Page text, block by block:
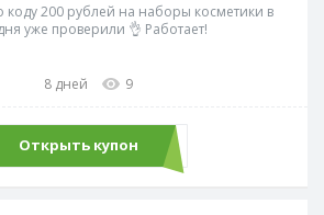
коду 200 рублей на наборы косметики в
уже проверили 👌 Работает!
8 дней 9
Открыть купон ecom